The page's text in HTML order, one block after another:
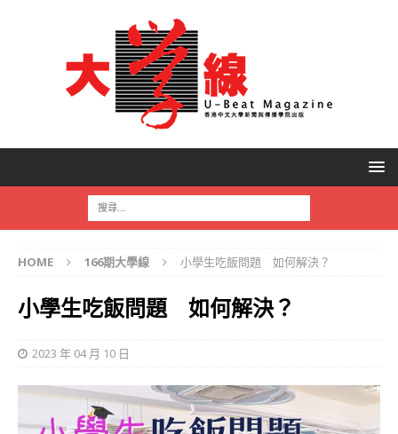
HOME 166期大學線 小學生吃飯問題 如何解決？
小學生吃飯問題 如何解決？
2023 年 04 月 10 日